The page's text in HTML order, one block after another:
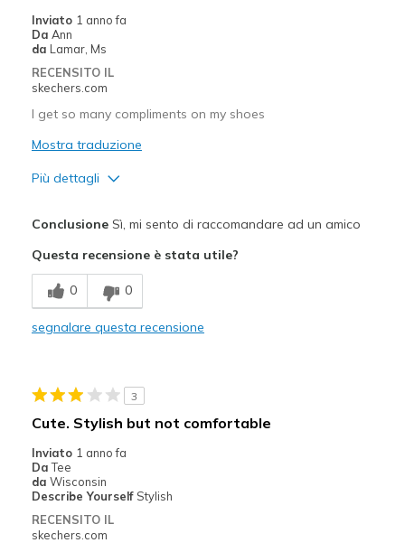
Width
Sizing
View On Shoes
Inviato 1 anno fa
Da Ann
da Lamar, Ms
RECENSITO IL
skechers.com
I get so many compliments on my shoes
Mostra traduzione
Più dettagli
Breathe Well
Comfortable
Width
Feels true to width
ConclusioneSì, mi sento di raccomandare ad un amico
Questa recensione è stata utile?
0 0
segnalare questa recensione
3
Cute. Stylish but not comfortable
Inviato 1 anno fa
Da Tee
da Wisconsin
Describe Yourself Stylish
RECENSITO IL
skechers.com